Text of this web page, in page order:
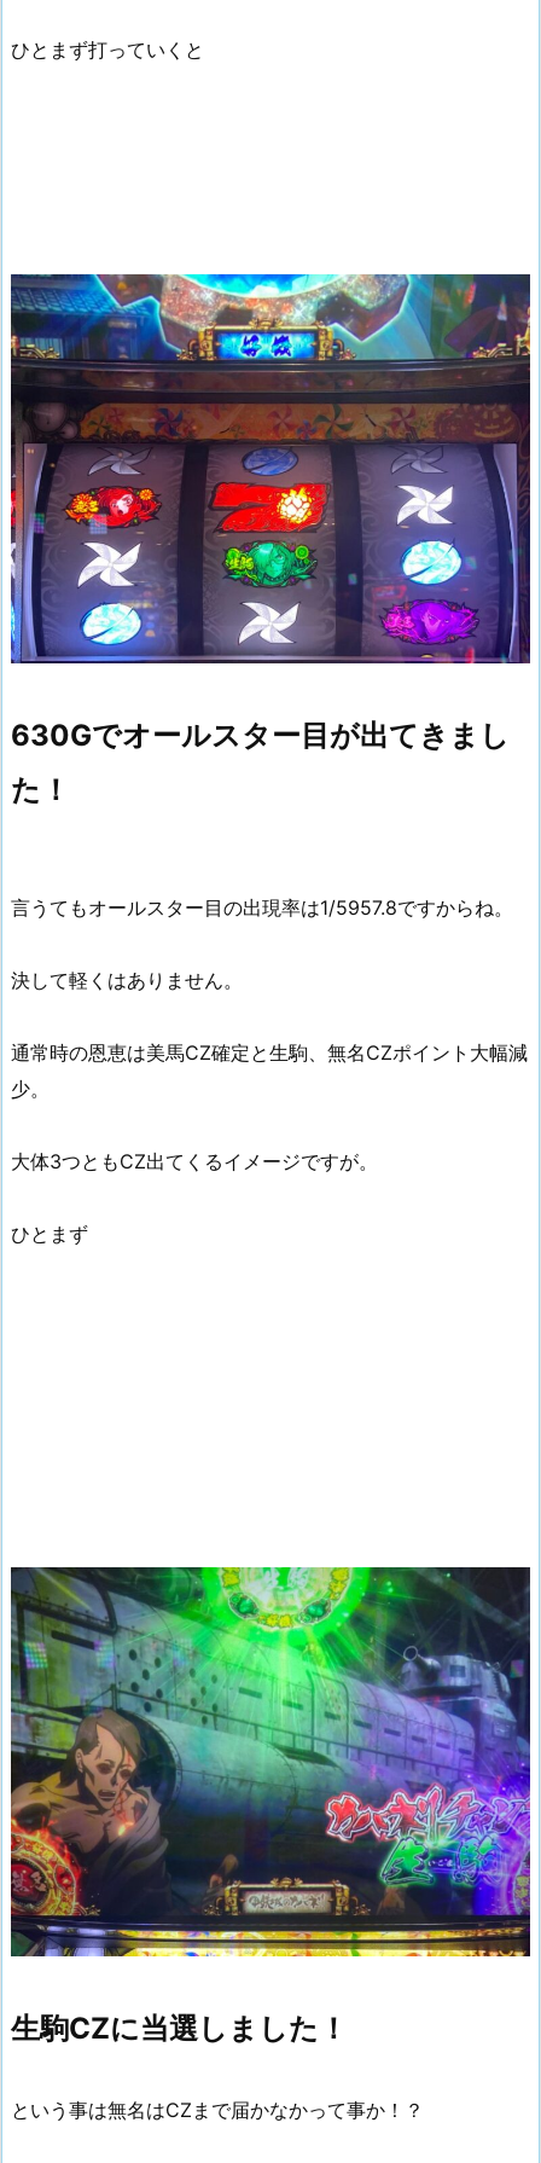
ひとまず打っていくと
630Gでオールスター目が出てきまし
た！
言うてもオールスター目の出現率は1/5957.8ですからね。
決して軽くはありません。
通常時の恩恵は美馬CZ確定と生駒、無名CZポイント大幅減
少。
大体3つともCZ出てくるイメージですが。
ひとまず
生駒CZに当選しました！
という事は無名はCZまで届かなかって事か！？